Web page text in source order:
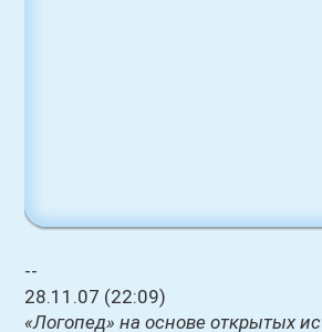
--
28.11.07 (22:09)
«Логопед» на основе открытых